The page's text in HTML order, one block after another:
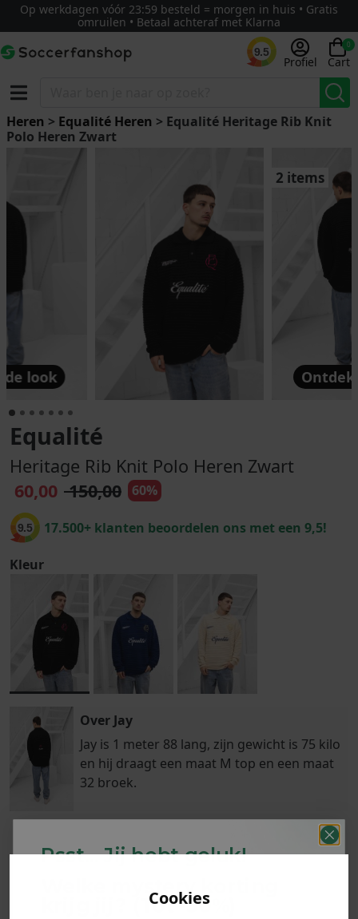
Cookies
Op werkdagen vóór 23:59 besteld = morgen in huis • Gratis
omruilen • Betaal achteraf met Klarna
9.5
Profiel
0
Cart
Heren > Equalité Heren > Equalité Heritage Rib Knit
Polo Heren Zwart
de look
2 items
Equalité
Heritage Rib Knit Polo Heren Zwart
60,00 150,00 60%
9.5 17.500+ klanten beoordelen ons met een 9,5!
Kleur
Over Jay
Jay is 1 meter 88 lang, zijn gewicht is 75 kilo
en hij draagt een maat M top en een maat
32 broek.
is morgen in huis!*
Psst... Jij hebt geluk!
Welke mystery
krijg jij? (Tot-30%